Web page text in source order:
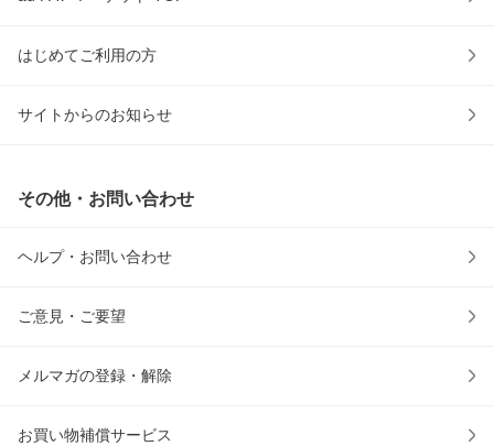
はじめてご利用の方
サイトからのお知らせ
その他・お問い合わせ
ヘルプ・お問い合わせ
ご意見・ご要望
メルマガの登録・解除
お買い物補償サービス